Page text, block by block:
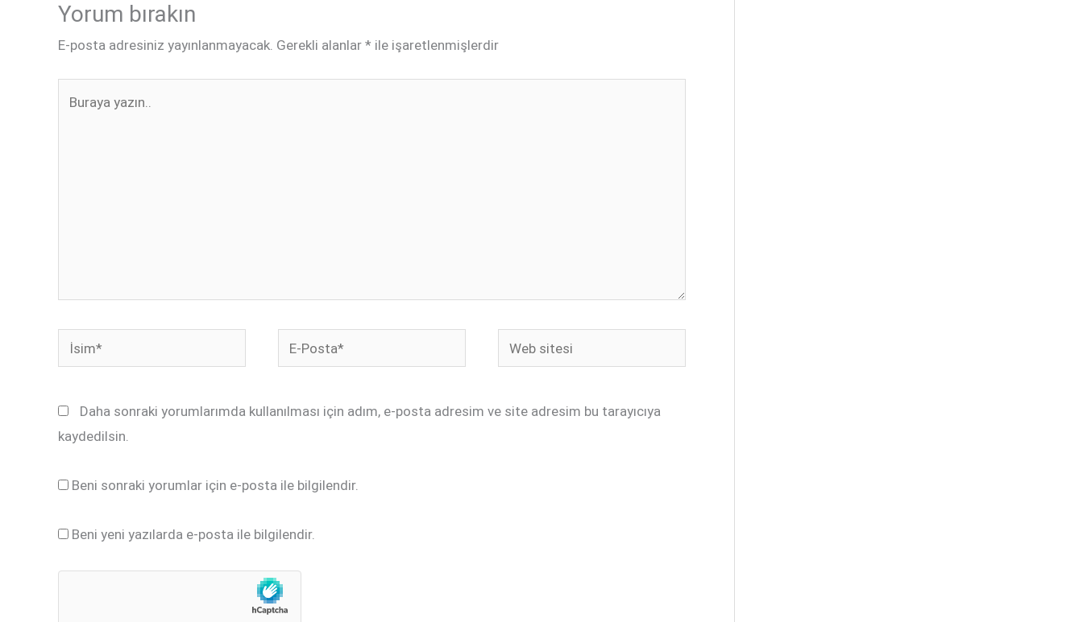
Yorum bırakın
E-posta adresiniz yayınlanmayacak. Gerekli alanlar * ile işaretlenmişlerdir
İsim*
Posta*
Web
sitesi
Daha sonraki yorumlarımda kullanılması için adım, e-posta adresim ve site adresim bu tarayıcıya
kaydedilsin.
Beni sonraki yorumlar için e-posta ile bilgilendir.
Beni yeni yazılarda e-posta ile bilgilendir.